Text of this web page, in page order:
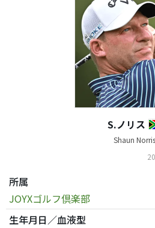
S.ノリス
Shaun Norris
所属
JOYXゴルフ倶楽部
生年月日／血液型